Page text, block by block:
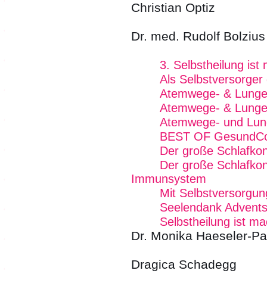
Christian Optiz
Dr. med. Rudolf Bolzius
3. Selbstheilung ist
Als
Atemwege- &
Atemwege- &
Atemwege- und
BEST OF
Der große
Der große
Immunsystem
Mit
Seelendank
Selbstheilung ist
Dr. Monika Haeseler-
Dragica Schadegg